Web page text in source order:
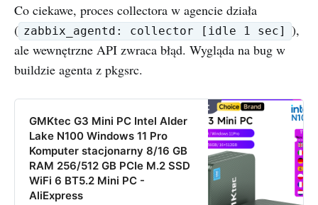
Co ciekawe, proces collectora w agencie działa
( zabbix_agentd: collector [idle 1 sec]
),
ale wewnętrzne API zwraca błąd. Wygląda na bug w
buildzie agenta z pkgsrc.
GMKtec G3 Mini PC Intel Alder
Lake N100 Windows 11 Pro
Komputer stacjonarny 8/16 GB
RAM 256/512 GB PCIe M.2 SSD
WiFi 6 BT5.2 Mini PC -
AliExpress